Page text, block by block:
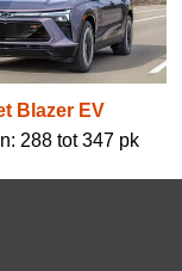
Blazer EV
288 tot 347 pk